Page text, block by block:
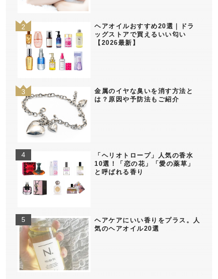
ヘアオイルおすすめ20選｜ドラ
ッグストアで買えるいい匂い
【2026最新】
金属のイヤな臭いを消す方法と
は？原因や予防法もご紹介
「ヘリオトロープ」人気の香水
10選！「恋の花」「愛の薬草」
と呼ばれる香り
ヘアケアにいい香りをプラス。人
気のヘアオイル20選